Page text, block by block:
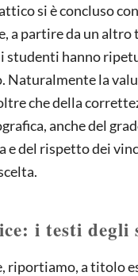
si è concluso
a partire da un altro
hanno
Naturalmente la
che della
anche del
e del rispetto dei
i testi degli
riportiamo, a titolo